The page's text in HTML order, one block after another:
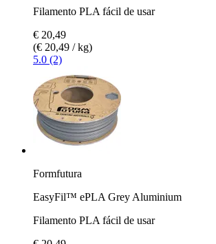
Filamento PLA fácil de usar
€ 20,49
(€ 20,49 / kg)
5.0 (2)
Formfutura
EasyFil™ ePLA Grey Aluminium
Filamento PLA fácil de usar